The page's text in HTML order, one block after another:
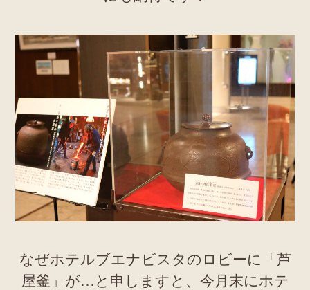
なぜホテルブエナビスタのロビーに「芦
屋釜」が…と申しますと、今月末にホテ